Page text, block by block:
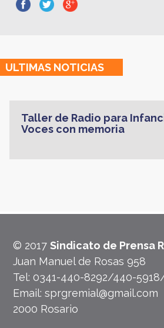
ULTIMAS NOTICIAS
Taller de Radio para
Voces con memoria
© 2017 Sindicato de Prensa
Juan Manuel de Rosas 958
Tel: 0341-440-8292/440-
Email: sprgremial@gmail.com
2000 Rosario